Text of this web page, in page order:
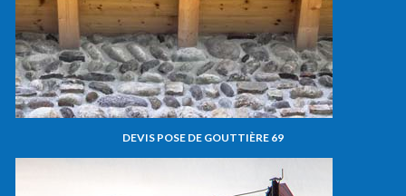
DEVIS POSE DE GOUTTIÈRE 69